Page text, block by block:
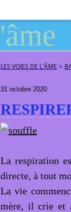
LES VOIES DE L'ÂME >
31 octobre 2020
La respiration
directe, à tout
La vie
mère, il crie et